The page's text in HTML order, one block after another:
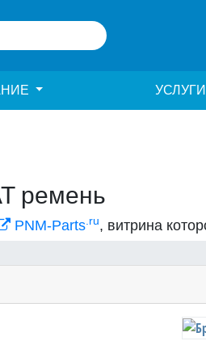
УСЛУГИ
ремень
PNM-Parts.ru, витрина